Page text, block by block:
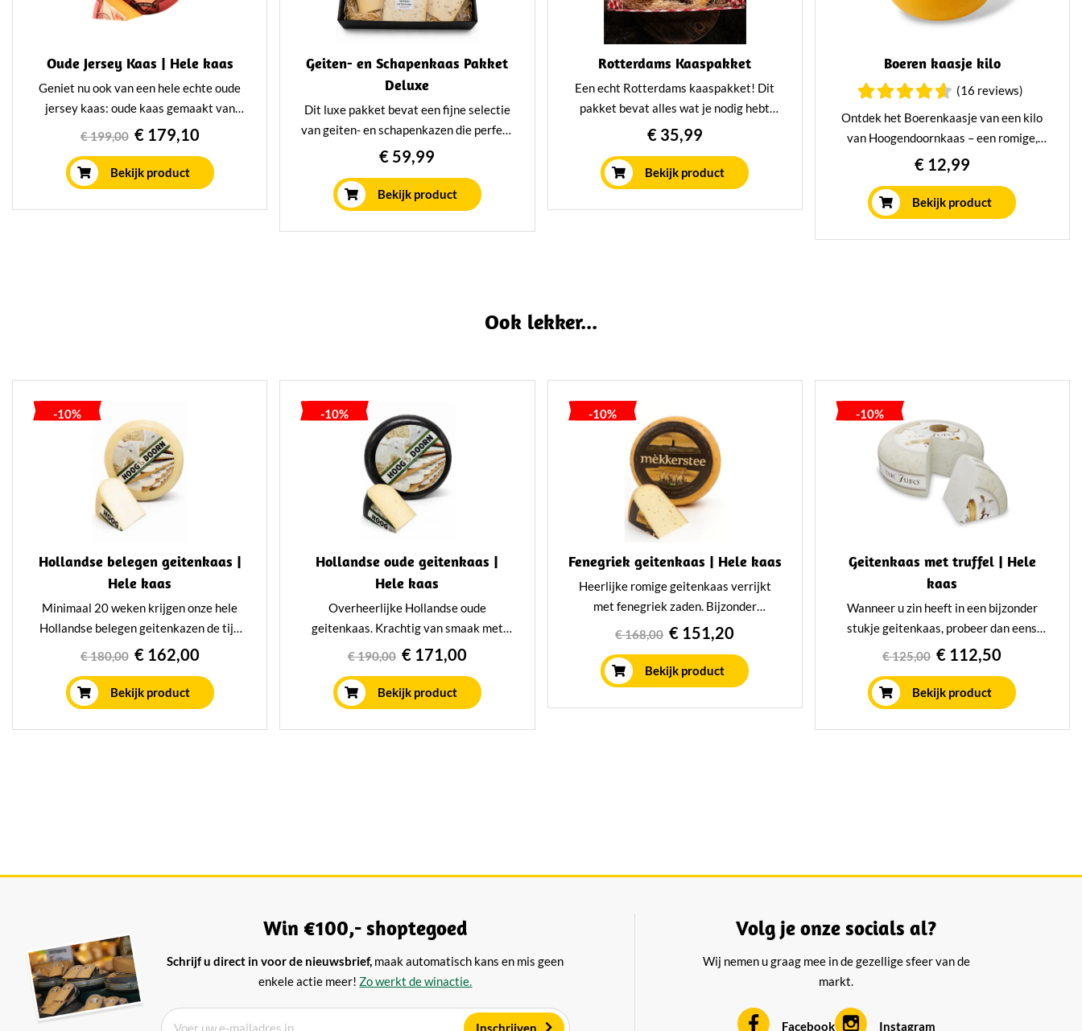
Oude Jersey Kaas | Hele kaas
Geniet nu ook van een hele echte oude
jersey kaas: oude kaas gemaakt van
melk van Jerseykoeien. Romig oud en
allerlei manieren te verwerken en
serveren, daarom ideaal om als hele
kaas te kopen.
€ 199,00 € 179,10
Bekijk product
Geiten- en Schapenkaas Pakket
Deluxe
Dit luxe pakket bevat een fijne selectie
van geiten- en schapenkazen die perfect
met elkaar samengaan. Van geitenkaas
pakket biedt een verrukkelijke variatie
aan smaken. Ons Geiten- en
Schapenkaas Pakket is een geweldig
€ 59,99
Bekijk product
Rotterdams Kaaspakket
Een echt Rotterdams kaaspakket! Dit
pakket bevat alles wat je nodig hebt
voor een echte gezelligheid avond. Leuk
€ 35,99
Bekijk product
Boeren kaasje kilo
(16 reviews)
Ontdek het Boerenkaasje van een kilo
van Hoogendoornkaas – een romige,
zachte en ambachtelijke boerenkaas vol
smaak. Een echt Hollands
streekproduct, perfect voor de
kaasplank of als cadeau met bijpassende
cadeauverpakking!
€ 12,99
Bekijk product
Ook lekker...
-10%
Hollandse belegen geitenkaas |
Hele kaas
Minimaal 20 weken krijgen onze hele
Hollandse belegen geitenkazen de tijd
om te rijpen in ons rijpingshuis. Dit
bijzonder smaakvol en lekker pittig.
€ 180,00 € 162,00
Bekijk product
-10%
Hollandse oude geitenkaas |
Hele kaas
Overheerlijke Hollandse oude
geitenkaas. Krachtig van smaak met
extra veel pit. Deze unieke kaas van
gerijpt in ons eigen rijpingshuis.
€ 190,00 € 171,00
Bekijk product
-10%
Fenegriek geitenkaas | Hele kaas
Heerlijke romige geitenkaas verrijkt
met fenegriek zaden. Bijzonder
nootachtig en kruidig van smaak. Onze
12 weken gerijpt op traditionele wijze.
€ 168,00 € 151,20
Bekijk product
-10%
Geitenkaas met truffel | Hele
kaas
Wanneer u zin heeft in een bijzonder
stukje geitenkaas, probeer dan eens
geitenkaas met truffel. Intens en smeuïg
geprobeerd hebben. Onze hele
geitenkazen worden volgens
traditionele wijze gerijpt en wegen
€ 125,00 € 112,50
Bekijk product
Win €100,- shoptegoed
Schrijf u direct in voor de nieuwsbrief, maak automatisch kans en mis geen
enkele actie meer! Zo werkt de winactie.
Volg je onze socials al?
Wij nemen u graag mee in de gezellige sfeer van de
markt.
Facebook Instagram